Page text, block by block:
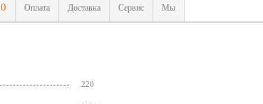
0 Оплата Доставка Сервис Мы
220